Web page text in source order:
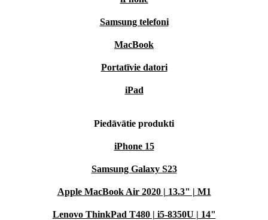
Samsung telefoni
MacBook
Portatīvie datori
iPad
Piedāvātie produkti
iPhone 15
Samsung Galaxy S23
Apple MacBook Air 2020 | 13.3" | M1
Lenovo ThinkPad T480 | i5-8350U | 14"